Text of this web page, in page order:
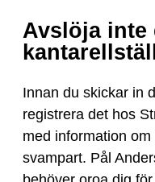
Avslöja inte
Innan du skickar in
registrera det hos
med information
svampart. Pål